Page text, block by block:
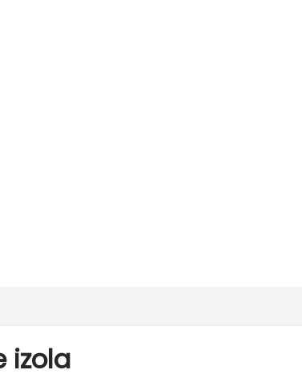
izola